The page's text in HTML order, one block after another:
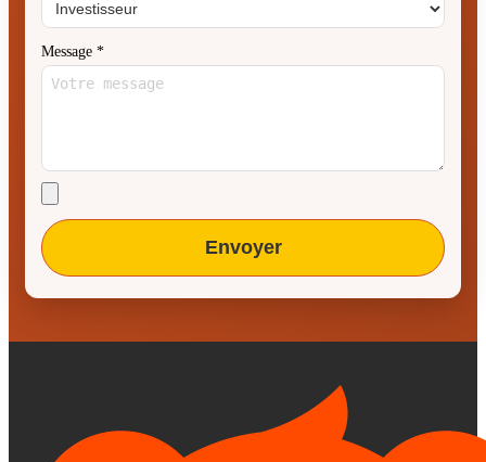
Message *
Envoyer